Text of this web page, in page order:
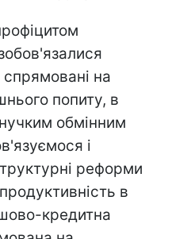
на
попиту, в
обмінним
і
реформи
в
кредитна